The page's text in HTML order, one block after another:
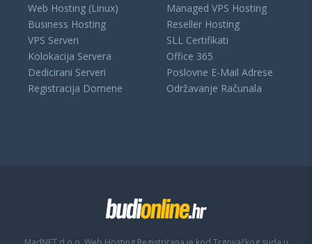
Web Hosting (Linux)
Business Hosting
VPS Serveri
Kolokacija Servera
Dedicirani Serveri
Registracija Domene
Managed VPS Hosting
Reseller Hosting
SLL Certifikati
Office 365
Poslovne E-Mail Adrese
Održavanje Računala